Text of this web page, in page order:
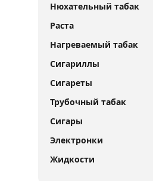
Нюхательный табак
Раста
Нагреваемый табак
Сигариллы
Сигареты
Трубочный табак
Сигары
Электронки
Жидкости